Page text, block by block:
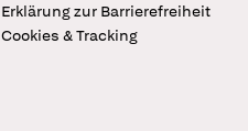
Erklärung zur Barrierefreiheit
Cookies & Tracking